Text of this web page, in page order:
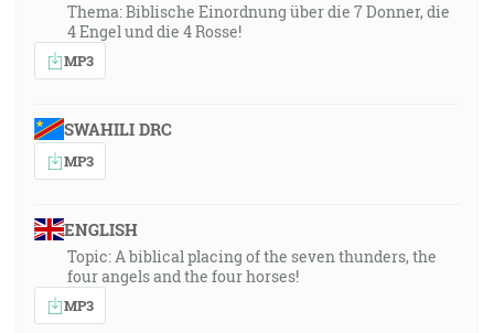
Thema: Biblische Einordnung über die 7 Donner, die
4 Engel und die 4 Rosse!
MP3
SWAHILI DRC
MP3
ENGLISH
Topic: A biblical placing of the seven thunders, the
four angels and the four horses!
MP3